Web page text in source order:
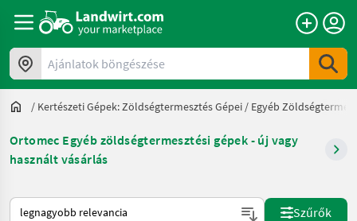
Ajánlatok böngészése
/ Kertészeti Gépek: Zöldségtermesztés Gépei / Egyéb
Ortomec Egyéb zöldségtermesztési gépek - új vagy
használt vásárlás
Így van sorba rendezve a Landwirt.com-on
Szűrők